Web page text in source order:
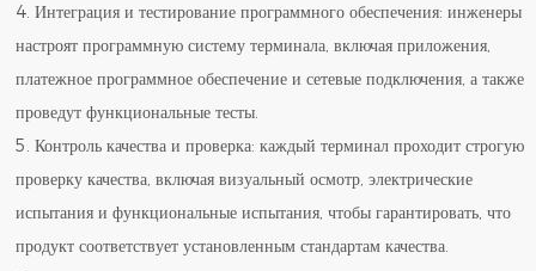
4. Интеграция и тестирование программного обеспечения: инженеры
настроят программную систему терминала, включая приложения,
платежное программное обеспечение и сетевые подключения, а также
проведут функциональные тесты.
5. Контроль качества и проверка: каждый терминал проходит строгую
проверку качества, включая визуальный осмотр, электрические
испытания и функциональные испытания, чтобы гарантировать, что
продукт соответствует установленным стандартам качества.